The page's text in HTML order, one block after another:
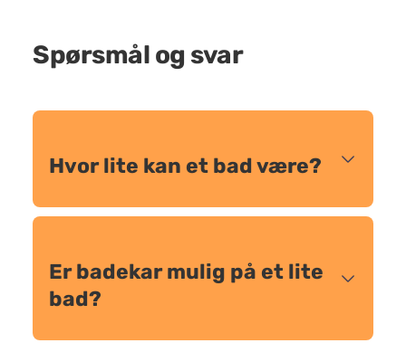
Spørsmål og svar
Hvor lite kan et bad være?
Er badekar mulig på et lite
bad?